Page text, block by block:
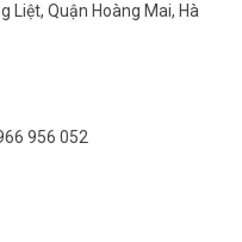
Liệt, Quận Hoàng Mai, Hà
956 052